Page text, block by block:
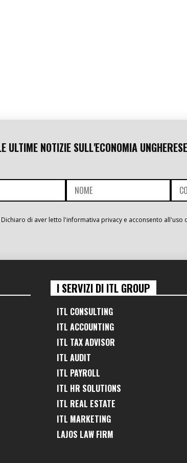
ULTIME NOTIZIE SULL'ECONOMIA
Dichiaro di aver letto l'informativa privacy e acconsento all'uso
I SERVIZI DI ITL GROUP
ITL CONSULTING
ITL ACCOUNTING
ITL TAX ADVISOR
ITL AUDIT
ITL PAYROLL
ITL HR SOLUTIONS
ITL REAL ESTATE
ITL MARKETING
LAJOS LAW FIRM